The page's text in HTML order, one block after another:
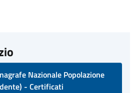
Nazionale Popolazione
- Certificati